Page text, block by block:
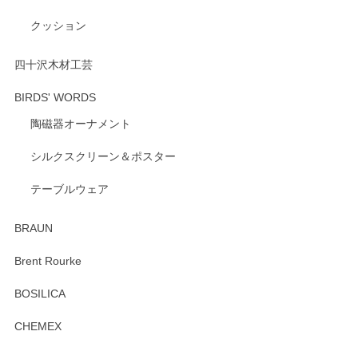
クッション
四十沢木材工芸
BIRDS' WORDS
陶磁器オーナメント
シルクスクリーン＆ポスター
テーブルウェア
BRAUN
Brent Rourke
BOSILICA
CHEMEX